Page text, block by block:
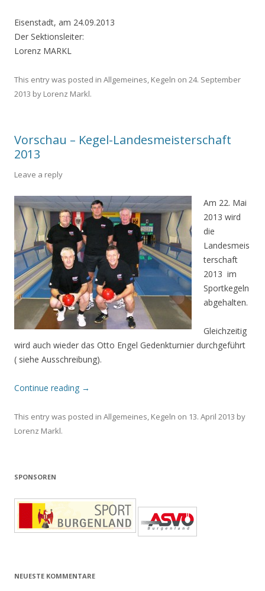
Eisenstadt, am 24.09.2013
Der Sektionsleiter:
Lorenz MARKL
This entry was posted in Allgemeines, Kegeln on 24. September
2013 by Lorenz Markl.
Vorschau – Kegel-Landesmeisterschaft
2013
Leave a reply
Am 22. Mai
2013 wird
die
Landesmeis
terschaft
2013 im
Sportkegeln
abgehalten.
Gleichzeitig
wird auch wieder das Otto Engel Gedenkturnier durchgeführt
( siehe Ausschreibung).
Continue reading →
This entry was posted in Allgemeines, Kegeln on 13. April 2013 by
Lorenz Markl.
SPONSOREN
NEUESTE KOMMENTARE